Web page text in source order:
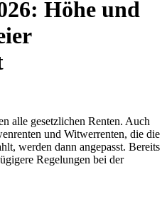
Höhe und
alle gesetzlichen Renten. Auch
und Witwerrenten, die die
werden dann angepasst. Bereits
Regelungen bei der